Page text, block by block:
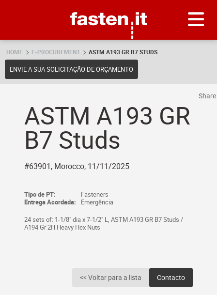
HOME E-PROCUREMENT ASTM A193 GR B7 STUDS
ENVIE A SUA SOLICITAÇÃO DE ORÇAMENTO
ASTM A193 GR
B7 Studs
#63901, Morocco, 11/11/2025
Tipo de PT:
Fasteners
Entrega Acordada:
Emergência
24 sets of: 1-1/8" dia x 7-1/2" L, ASTM A193 GR B7 Studs /
A194 Gr 2H Heavy Hex Nuts
<< Voltar para a lista Contacto
Share